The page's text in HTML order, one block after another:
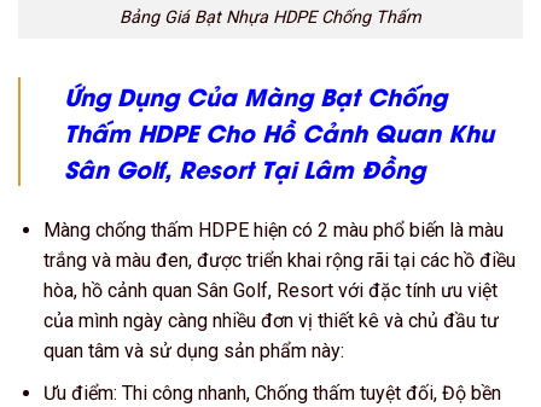
Bảng Giá Bạt Nhựa HDPE Chống Thấm
Ứng Dụng Của Màng Bạt Chống
Thấm HDPE Cho Hồ Cảnh Quan Khu
Sân Golf, Resort Tại Lâm Đồng
Màng chống thấm HDPE hiện có 2 màu phổ biến là màu
trắng và màu đen, được triển khai rộng rãi tại các hồ điều
hòa, hồ cảnh quan Sân Golf, Resort với đặc tính ưu việt
của mình ngày càng nhiều đơn vị thiết kê và chủ đầu tư
quan tâm và sử dụng sản phẩm này:
Ưu điểm: Thi công nhanh, Chống thấm tuyệt đối, Độ bền